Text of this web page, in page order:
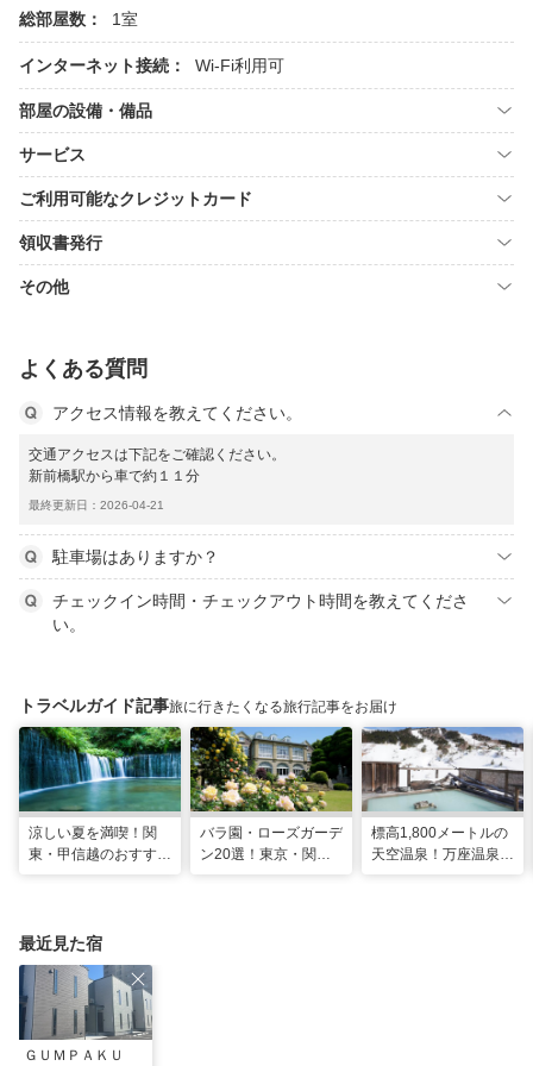
総部屋数： 1室
インターネット接続： Wi-Fi利用可
部屋の設備・備品
サービス
ご利用可能なクレジットカード
領収書発行
その他
よくある質問
アクセス情報を教えてください。
交通アクセスは下記をご確認ください。
新前橋駅から車で約１１分
最終更新日：2026-04-21
駐車場はありますか？
チェックイン時間・チェックアウト時間を教えてくださ
い。
トラベルガイド記事旅に行きたくなる旅行記事をお届け
涼しい夏を満喫！関
東・甲信越のおすすめ
バラ園・ローズガーデ
ン20選！東京・関東
標高1,800メートルの
天空温泉！万座温泉
最近見た宿
ＧＵＭＰＡＫＵ